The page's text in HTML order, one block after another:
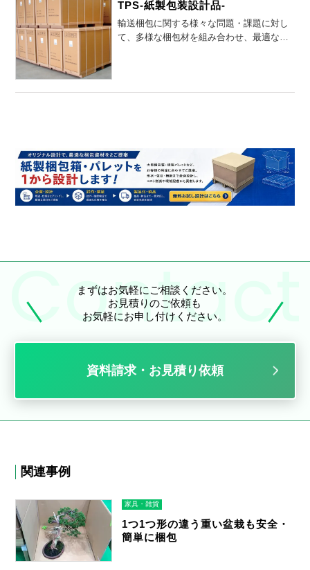
TPS-紙製包装設計品-
輸送梱包に関する様々な問題・課題に対し
て、多様な梱包材を組み合わせ、最適な梱
まずはお気軽にご相談ください。
お見積りのご依頼も
お気軽にお申し付けください。
資料請求・お見積り依頼
関連事例
家具・雑貨
1つ1つ形の違う重い盆栽も安全・
簡単に梱包